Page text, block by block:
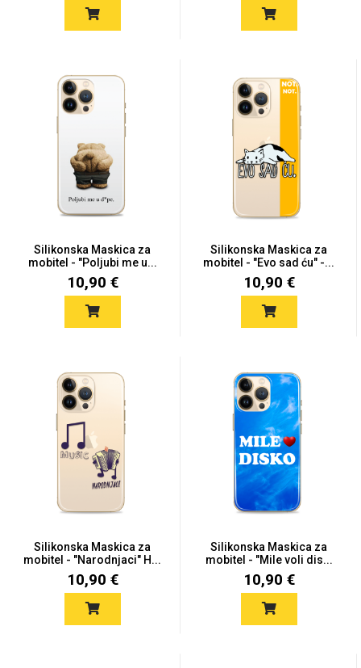
Silikonska Maskica za
mobitel - "Poljubi me u...
10,90 €
Silikonska Maskica za
mobitel - "Evo sad ću" -...
10,90 €
Silikonska Maskica za
mobitel - "Narodnjaci" H...
10,90 €
Silikonska Maskica za
mobitel - "Mile voli dis...
10,90 €
Zodiac
Doodles Apstraktni motivi
Monogrami Dječji motivi
Za njega